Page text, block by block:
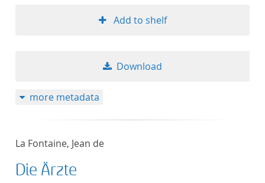
Add to shelf
Download
more metadata
La Fontaine, Jean de
Die Ärzte